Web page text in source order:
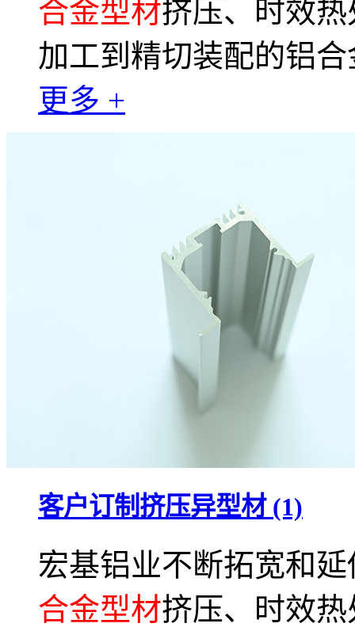
合金型材挤压、时效
加工到精切装配的铝
更多 +
客户订制挤压异型材 (1)
宏基铝业不断拓宽和
合金型材挤压、时效